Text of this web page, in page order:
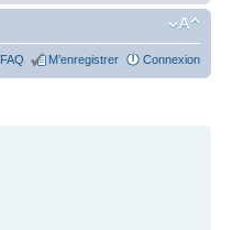
FAQ M’enregistrer Connexion